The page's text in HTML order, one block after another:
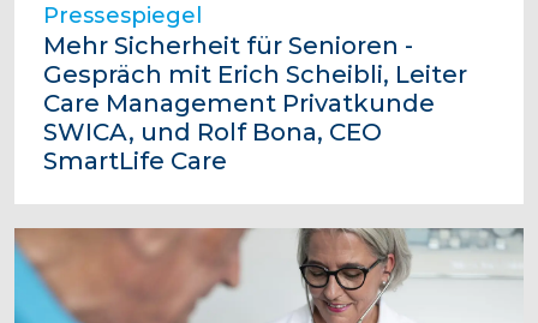
Pressespiegel
Mehr Sicherheit für Senioren -
Gespräch mit Erich Scheibli, Leiter
Care Management Privatkunde
SWICA, und Rolf Bona, CEO
SmartLife Care